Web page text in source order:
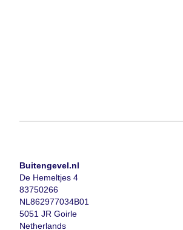
Buitengevel.nl
De Hemeltjes 4
83750266
NL862977034B01
5051 JR Goirle
Netherlands